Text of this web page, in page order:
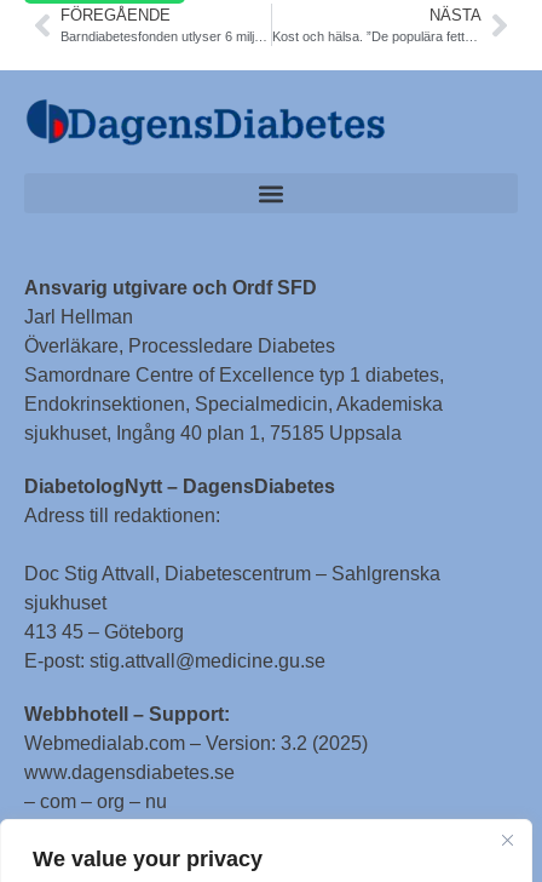
We value your privacy
FÖREGÅENDE NÄSTA
Kost och hälsa. ”De populära fettdieterna är ett hot mot folkhälsan”. DN Debatt 130801 prof Mai-Lis Hellenius m fl
Ansvarig utgivare och Ordf SFD
Jarl Hellman
Överläkare, Processledare Diabetes
Samordnare Centre of Excellence typ 1 diabetes,
Endokrinsektionen, Specialmedicin, Akademiska
sjukhuset, Ingång 40 plan 1, 75185 Uppsala
DiabetologNytt – DagensDiabetes
Adress till redaktionen:
Doc Stig Attvall, Diabetescentrum – Sahlgrenska
sjukhuset
413 45 – Göteborg
E-post: stig.attvall@medicine.gu.se
Webbhotell – Support:
Webmedialab.com – Version: 3.2 (2025)
www.dagensdiabetes.se
– com – org – nu
All material on this website